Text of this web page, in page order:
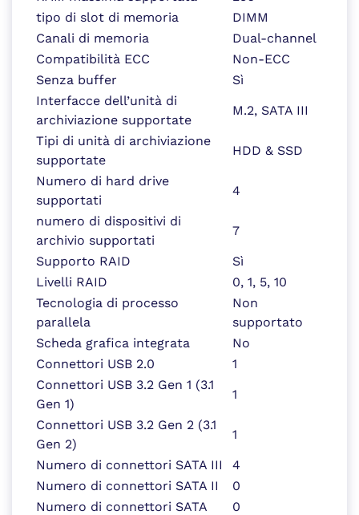
tipo di slot di memoria
DIMM
Canali di memoria
Dual-channel
Compatibilità ECC
Non-ECC
Senza buffer
Sì
Interfacce dell’unità di
archiviazione supportate
M.2, SATA III
Tipi di unità di archiviazione
supportate
HDD & SSD
Numero di hard drive
supportati
4
numero di dispositivi di
archivio supportati
7
Supporto RAID
Sì
Livelli RAID
0, 1, 5, 10
Tecnologia di processo
parallela
Non
supportato
Scheda grafica integrata
No
Connettori USB 2.0
1
Connettori USB 3.2 Gen 1 (3.1
Gen 1)
1
Connettori USB 3.2 Gen 2 (3.1
Gen 2)
1
Numero di connettori SATA III
4
Numero di connettori SATA II
0
Numero di connettori SATA
0